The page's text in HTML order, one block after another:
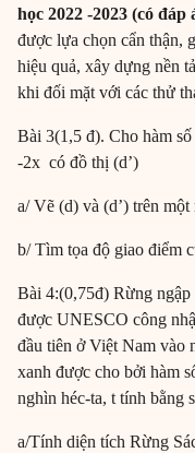
học 2022 -2023 (có đáp
được lựa chọn cẩn thận,
hiệu quả, xây dựng nền
khi đối mặt với các thử
Bài 3(1,5 đ). Cho hàm
-2x có đồ thị (d’)
a/ Vẽ (d) và (d’) trên một
b/ Tìm tọa độ giao điểm
Bài 4:(0,75đ) Rừng
được UNESCO công
đầu tiên ở Việt Nam vào
xanh được cho bởi hàm
nghìn héc-ta, t tính bằng
a/Tính diện tích Rừng